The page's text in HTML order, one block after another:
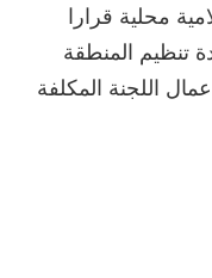
محلية قرارا
تنظيم المنطقة
اللجنة المكلفة